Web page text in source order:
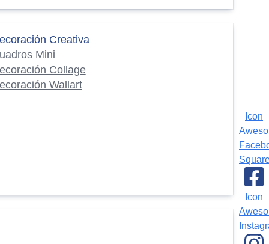
Creativa
Mini
Collage
Wallart
Icon
Icon